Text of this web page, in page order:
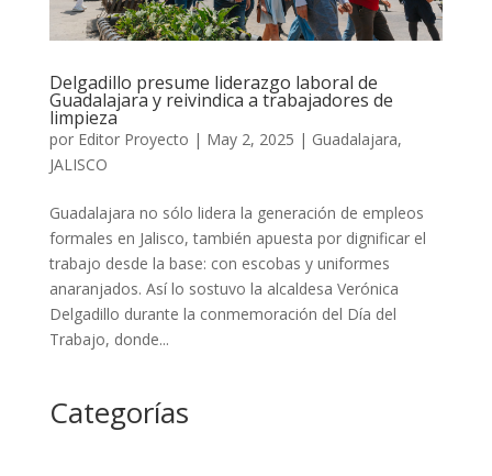
Delgadillo presume liderazgo laboral de
Guadalajara y reivindica a trabajadores de
limpieza
por Editor Proyecto | May 2, 2025 | Guadalajara,
JALISCO
Guadalajara no sólo lidera la generación de empleos
formales en Jalisco, también apuesta por dignificar el
trabajo desde la base: con escobas y uniformes
anaranjados. Así lo sostuvo la alcaldesa Verónica
Delgadillo durante la conmemoración del Día del
Trabajo, donde...
Categorías